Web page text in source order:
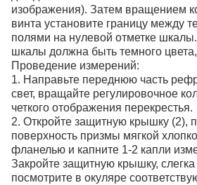
изображения). Затем вращением
винта установите границу между
полями на нулевой отметке
шкалы должна быть темного
Проведение измерений:
1. Направьте переднюю часть
свет, вращайте регулировочное
четкого отображения перекрестья.
2. Откройте защитную крышку (2),
поверхность призмы мягкой
фланелью и капните 1-2 капли
Закройте защитную крышку,
посмотрите в окуляре